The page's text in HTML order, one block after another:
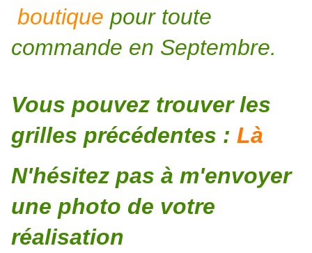
boutique pour toute
commande en Septembre.
Vous pouvez trouver les
grilles précédentes : Là
N'hésitez pas à m'envoyer
une photo de votre
réalisation